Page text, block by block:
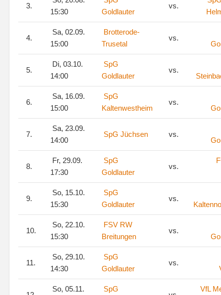
3.
15:30
Goldlauter
vs.
4.
Sa, 02.09.
15:00
Brotterode-
Trusetal
vs.
5.
Di, 03.10.
14:00
SpG
Goldlauter
vs.
6.
Sa, 16.09.
15:00
SpG
Kaltenwestheim
vs.
7.
Sa, 23.09.
14:00
SpG Jüchsen vs.
8.
Fr, 29.09.
17:30
SpG
Goldlauter
vs.
9.
So, 15.10.
15:30
SpG
Goldlauter
vs.
10.
So, 22.10.
15:30
FSV RW
Breitungen
vs.
11.
So, 29.10.
14:30
SpG
Goldlauter
vs.
So, 05.11.
SpG
VfL